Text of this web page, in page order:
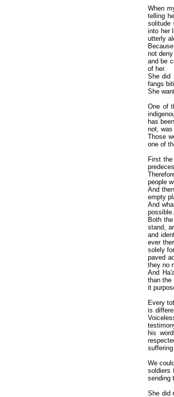
When
telling
solitude
into her
utterly
not
and be
of her.
She did
fangs
She
One of
has
not,
Those
one of
First
people
And
empty
And
Both
stand,
and
ever
solely
paved
they no
And
than the
it
Every
is
his
We
soldiers
sending
She did